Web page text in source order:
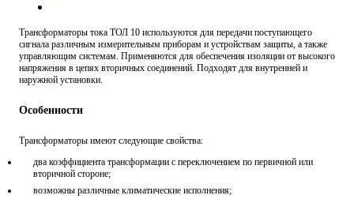
Трансформаторы тока ТОЛ 10 используются для передачи поступающего
сигнала различным измерительным приборам и устройствам защиты, а также
управляющим системам. Применяются для обеспечения изоляции от высокого
напряжения в цепях вторичных соединений. Подходят для внутренней и
наружной установки.
Особенности
Трансформаторы имеют следующие свойства:
два коэффициента трансформации с переключением по первичной или
вторичной стороне;
возможны различные климатические исполнения;